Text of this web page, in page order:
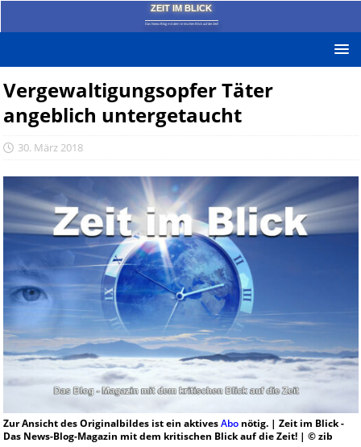
ZEIT IM BLICK
Das News-Blog mit dem kritischen Blick auf die Zeit!
Vergewaltigungsopfer Täter
angeblich untergetaucht
30. März 2018
Zur Ansicht des Originalbildes ist ein aktivesAbonötig. | Zeit im Blick -
Das News-Blog-Magazin mit dem kritischen Blick auf die Zeit! | © zib